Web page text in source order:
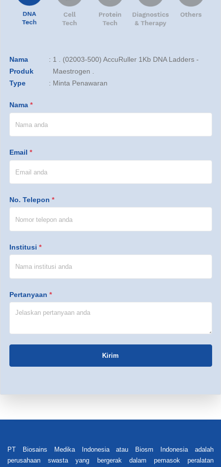
Nama
Produk
: 1 . (02003-500) AccuRuller 1Kb DNA Ladders -
Maestrogen .
Type
: Minta Penawaran
Nama *
Email *
No. Telepon *
Institusi *
Pertanyaan *
Kirim
PT Biosains Medika Indonesia atau Biosm Indonesia adalah
perusahaan swasta yang bergerak dalam pemasok peralatan